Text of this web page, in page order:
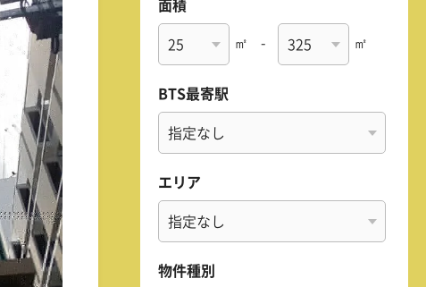
面積
㎡ - ㎡
BTS最寄駅
エリア
物件種別